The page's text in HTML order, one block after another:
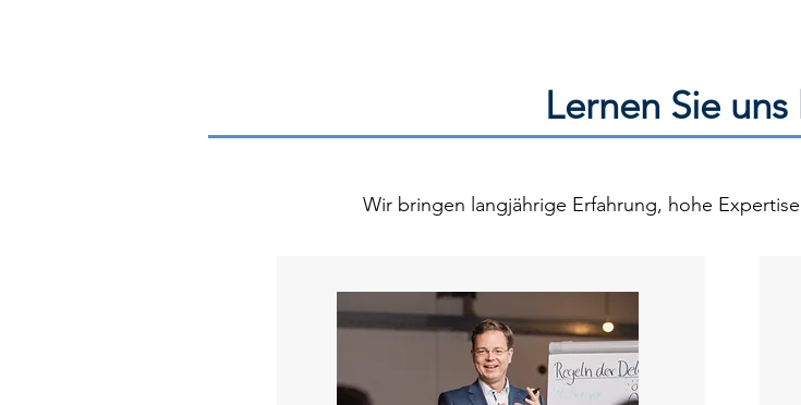
Lernen Sie
Wir bringen langjährige Erfahrung, hohe